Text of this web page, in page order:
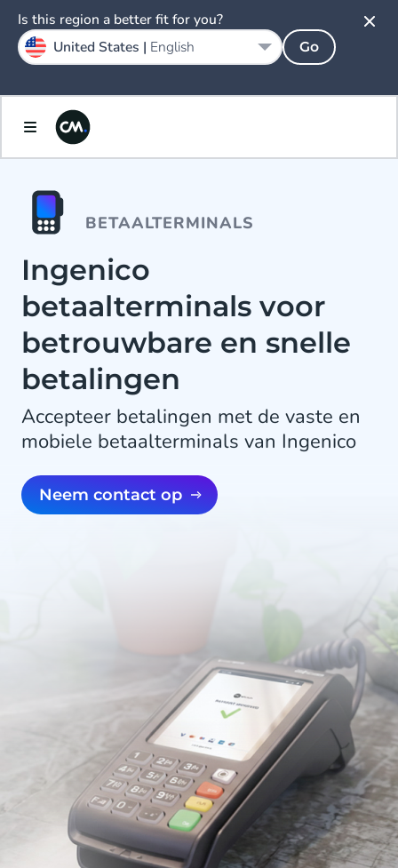
BETAALTERMINALS
Ingenico
betaalterminals voor
betrouwbare en snelle
betalingen
Accepteer betalingen met de vaste en
mobiele betaalterminals van Ingenico
Neem contact op
Is this region a better fit for you?
United States | English Go